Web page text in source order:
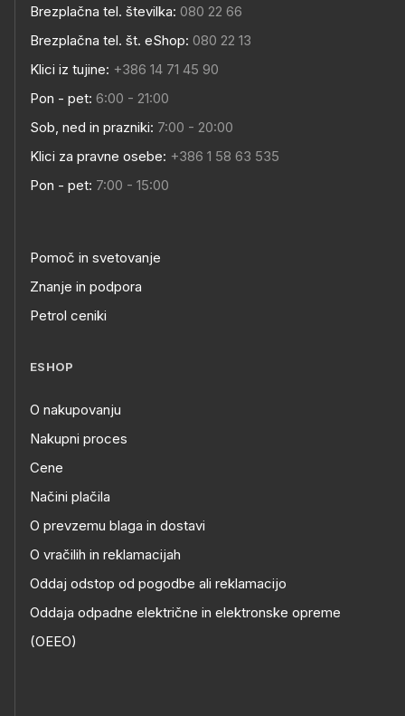
Brezplačna tel. številka: 080 22 66
Brezplačna tel. št. eShop: 080 22 13
Klici iz tujine: +386 14 71 45 90
Pon - pet: 6:00 - 21:00
Sob, ned in prazniki: 7:00 - 20:00
Klici za pravne osebe: +386 1 58 63 535
Pon - pet: 7:00 - 15:00
Pomoč in svetovanje
Znanje in podpora
Petrol ceniki
ESHOP
O nakupovanju
Nakupni proces
Cene
Načini plačila
O prevzemu blaga in dostavi
O vračilih in reklamacijah
Oddaj odstop od pogodbe ali reklamacijo
Oddaja odpadne električne in elektronske opreme
(OEEO)